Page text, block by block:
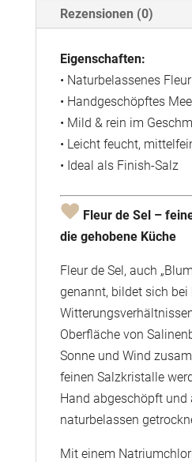
Rezensionen (0)
Eigenschaften:
• Naturbelassenes
• Handgeschöpftes
• Mild & rein im
• Leicht feucht,
• Ideal als Finish-Salz
Fleur de Sel –
die gehobene Küche
Fleur de Sel, auch
genannt, bildet sich bei
Oberfläche von
Sonne und Wind
feinen Salzkristalle
Hand abgeschöpft und
naturbelassen
Mit einem